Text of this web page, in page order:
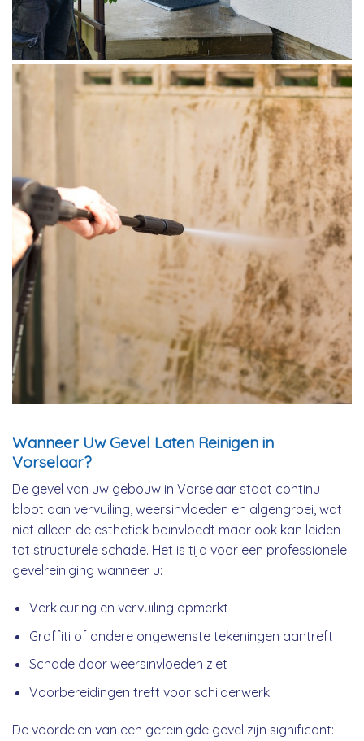
Wanneer Uw Gevel Laten Reinigen in
Vorselaar?
De gevel van uw gebouw in Vorselaar staat continu
bloot aan vervuiling, weersinvloeden en algengroei, wat
niet alleen de esthetiek beïnvloedt maar ook kan leiden
tot structurele schade. Het is tijd voor een professionele
gevelreiniging wanneer u:
Verkleuring en vervuiling opmerkt
Graffiti of andere ongewenste tekeningen aantreft
Schade door weersinvloeden ziet
Voorbereidingen treft voor schilderwerk
De voordelen van een gereinigde gevel zijn significant: